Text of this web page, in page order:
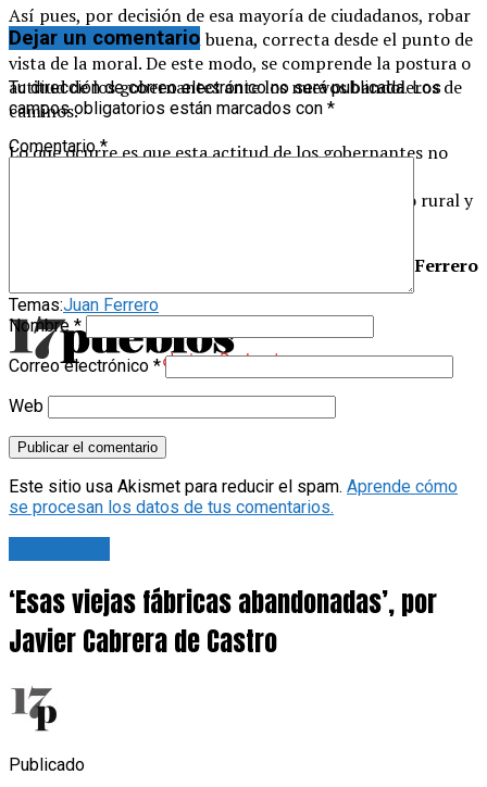
Así pues, por decisión de esa mayoría de ciudadanos, robar
un camino es una acción buena, correcta desde el punto de
vista de la moral. De este modo, se comprende la postura o
actitud de los gobernantes ante los nuevos bandoleros de
caminos.
Lo que ocurre es que esta actitud de los gobernantes no
prometiendo trabajar por la promoción del turismo rural y
Juan Ferrero
Temas:Juan Ferrero
Dejar un comentario
Tu dirección de correo electrónico no será publicada. Los
campos obligatorios están marcados con *
Comentario*
Nombre *
Correo electrónico *
Web
Este sitio usa Akismet para reducir el spam. Aprende cómo
se procesan los datos de tus comentarios.
‘Esas viejas fábricas abandonadas’, por
Javier Cabrera de Castro
Publicado